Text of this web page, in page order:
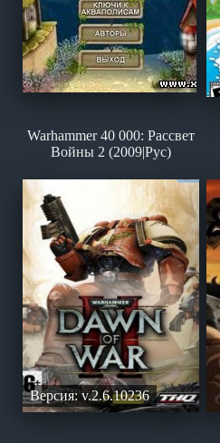
Warhammer 40 000: Рассвет
Войны 2 (2009|Рус)
Версия: v.2.6.10236